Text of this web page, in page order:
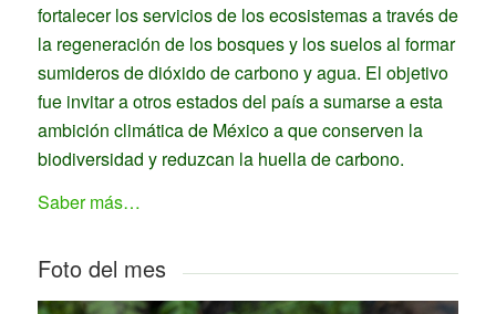
fortalecer los servicios de los ecosistemas a través de
la regeneración de los bosques y los suelos al formar
sumideros de dióxido de carbono y agua. El objetivo
fue invitar a otros estados del país a sumarse a esta
ambición climática de México a que conserven la
biodiversidad y reduzcan la huella de carbono.
Saber más…
Foto del mes